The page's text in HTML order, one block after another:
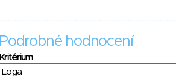
Podrobné hodnocení
Kritérium
Loga